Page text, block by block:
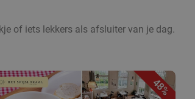
of iets lekkers als afsluiter van je dag.
48%